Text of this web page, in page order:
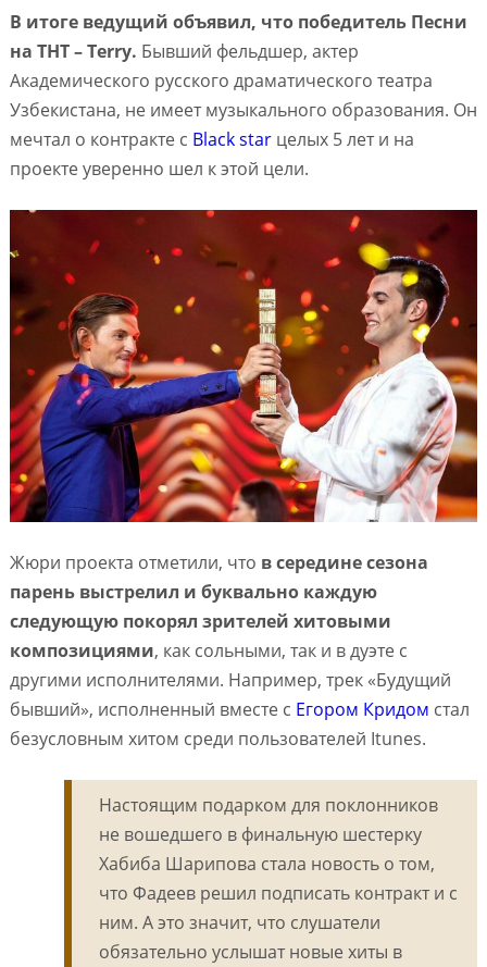
В итоге ведущий объявил, что победитель Песни
на ТНТ – Terry. Бывший фельдшер, актер
Академического русского драматического театра
Узбекистана, не имеет музыкального образования. Он
мечтал о контракте с Black starцелых 5 лет и на
проекте уверенно шел к этой цели.
Жюри проекта отметили, что в середине сезона
парень выстрелил и буквально каждую
следующую покорял зрителей хитовыми
композициями, как сольными, так и в дуэте с
другими исполнителями. Например, трек «Будущий
бывший», исполненный вместе с Егором Кридом стал
безусловным хитом среди пользователей Itunes.
Настоящим подарком для поклонников
не вошедшего в финальную шестерку
Хабиба Шарипова стала новость о том,
что Фадеев решил подписать контракт и с
ним. А это значит, что слушатели
обязательно услышат новые хиты в